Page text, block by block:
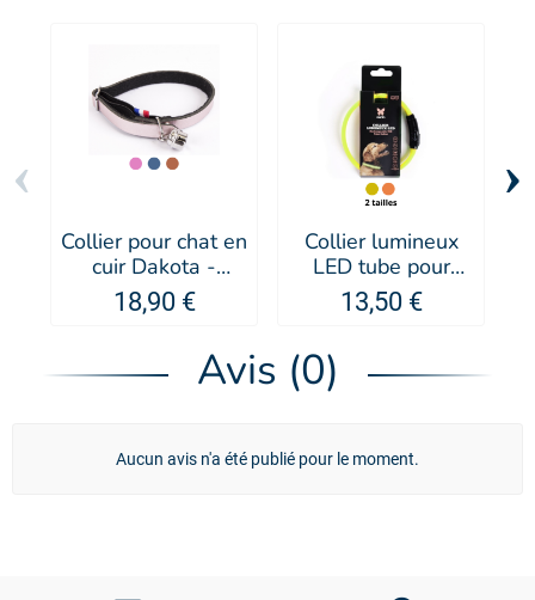
Collier pour chat en
cuir Dakota -
MARTIN SELLIER
18,90 €
Collier lumineux
LED tube pour
chien et chat -
MARTIN SELLIER
13,50 €
‹ ›
Avis (0)
Aucun avis n'a été publié pour le moment.